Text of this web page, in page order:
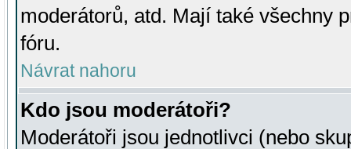
moderátorů, atd. Mají také všechny
fóru.
Návrat nahoru
Kdo jsou moderátoři?
Moderátoři jsou jednotlivci (nebo